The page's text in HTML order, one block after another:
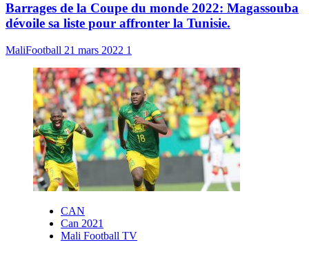
Barrages de la Coupe du monde 2022: Magassouba
dévoile sa liste pour affronter la Tunisie.
MaliFootball 21 mars 2022 1
CAN
Can 2021
Mali Football TV